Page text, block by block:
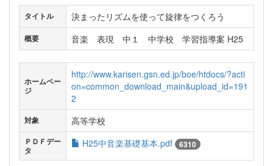
タイトル 決まったリズムを使って旋律をつくろう
概要 音楽 表現 中１ 中学校 学習指導案 H25
ホームペー
ジ
http://www.karisen.gsn.ed.jp/boe/htdocs/?acti
on=common_download_main&upload_id=191
2
対象 高等学校
ＰＤＦデー
タ
H25中音楽基礎基本.pdf 6310